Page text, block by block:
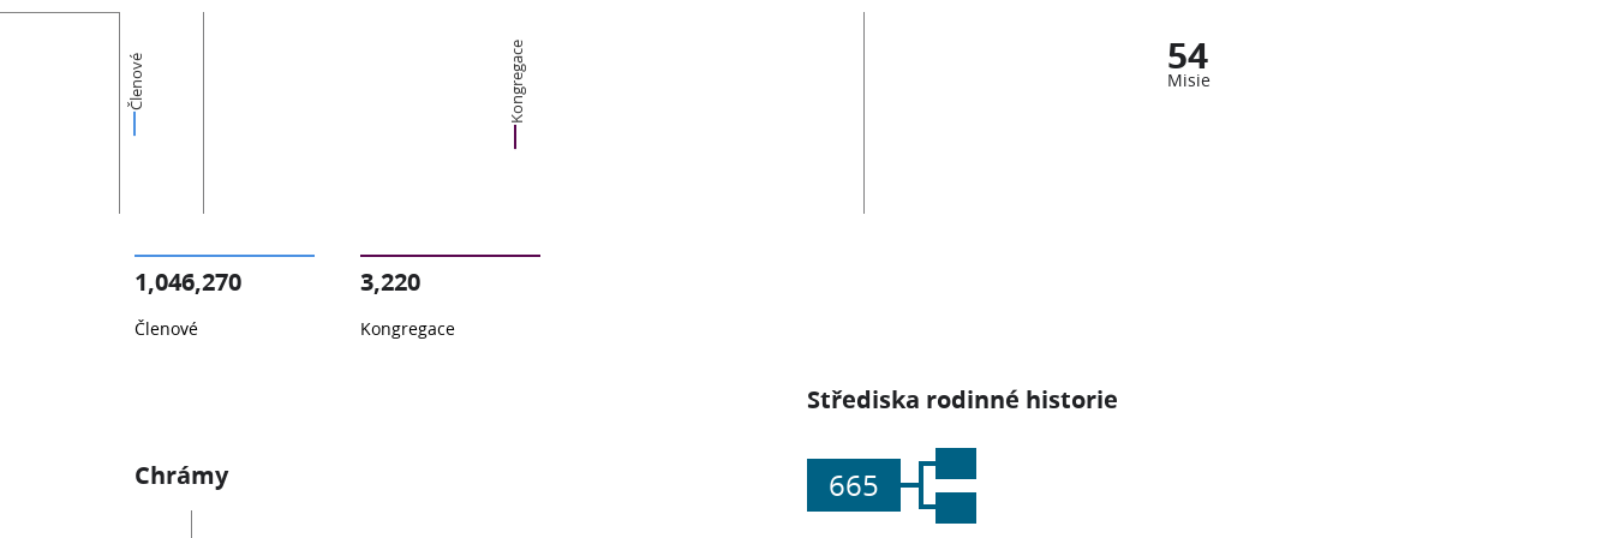
Členové Kongregace
1,046,270
Členové
3,220
Kongregace
54
Misie
Střediska rodinné historie
665
Chrámy